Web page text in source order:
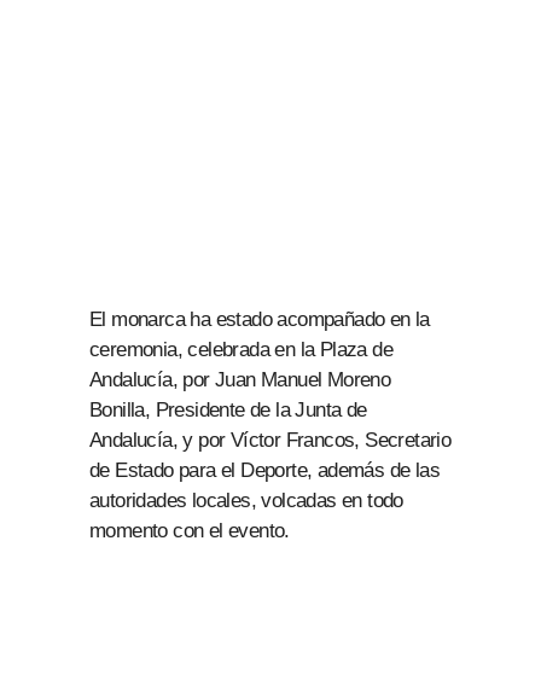
El monarca ha estado acompañado en la
ceremonia, celebrada en la Plaza de
Andalucía, por Juan Manuel Moreno
Bonilla, Presidente de la Junta de
Andalucía, y por Víctor Francos, Secretario
de Estado para el Deporte, además de las
autoridades locales, volcadas en todo
momento con el evento.